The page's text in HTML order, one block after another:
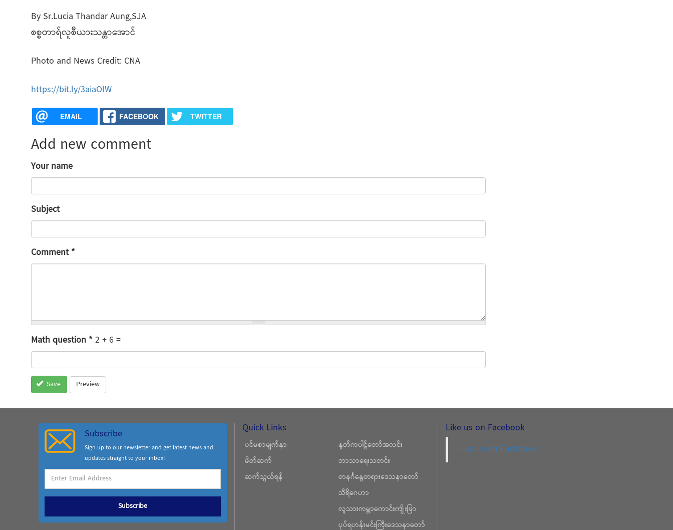
By Sr.Lucia Thandar Aung,SJA
စစ္စတာရ်လူစီယားသန္တာအောင်
Photo and News Credit: CNA
https://bit.ly/3aiaOlW
EMAIL FACEBOOK TWITTER
Add new comment
Your name
Subject
Comment*
Math question*2 + 6 =
Save Preview
Subscribe
Sign up to our newsletter and get latest news and
updates straight to your inbox!
Subscribe
Quick Links
ပင်မစာမျက်နှာ
မိတ်ဆက်
ဆက်သွယ်ရန်
နှုတ်ကပါဌ်တော်အလင်း
ဘာသာရေးသတင်း
တနင်္ဂနွေတရားဒေသနာတော်
သီရိဂေဟာ
လူသားကမ္ဘာကောင်းကျိုးဖြာ
ပုပ်ရဟန်းမင်းကြီးဒေသနာတော်
Like us on Facebook
Like us on Facebook